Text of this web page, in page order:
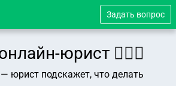
Задать вопрос
юрист 👨🏻‍⚖️
юрист подскажет, что делать